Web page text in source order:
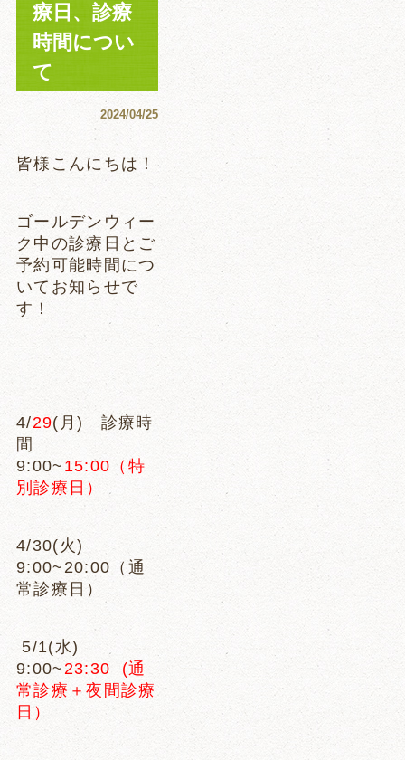
療日、診療
時間につい
て
2024/04/25
皆様こんにちは！
ゴールデンウィー
ク中の診療日とご
予約可能時間につ
いてお知らせで
す！
4/29(月) 診療時
間
9:00~ 15:00（特
別診療日）
4/30(火)
9:00~20:00（通
常診療日）
5/1(水)
9:00~23:30 (通
常診療＋夜間診療
日）